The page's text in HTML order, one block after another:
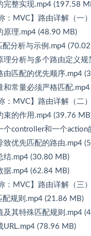
整实现.mp4 (197.58
MVC】路由详解（一）
理.mp4 (48.90 MB)
分析与示例.mp4
分析与多个路由定义规
匹配的优先顺序.mp4
常量必须严格匹配
MVC】路由详解（二）
的作用.mp4 (39.76
controller和一个action
优先匹配的路由.mp4
.mp4 (30.80 MB)
.mp4 (62.84 MB)
MVC】路由详解（三）
规则.mp4 (21.86 MB)
其特殊匹配规则.mp4
(78.96 MB)